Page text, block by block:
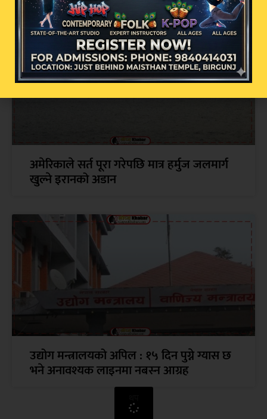
अमेरिकाले सर्त पूरा गरेपछि मात्र हर्मुज जलमार्ग
खुल्ने इरानको अडान
उद्योग मन्त्रालयको अपिल : १५ दिन पुग्ने ग्यास छ
भने अनावश्यक लाइनमा नबस्न आग्रह